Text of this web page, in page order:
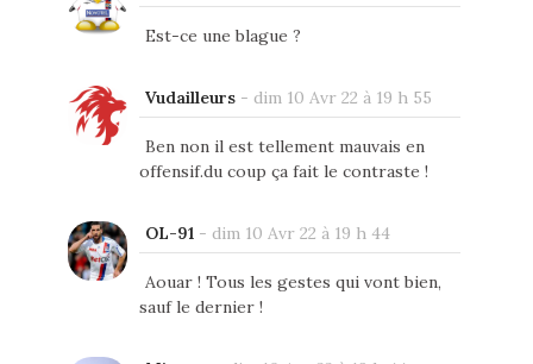
Est-ce une blague ?
Vudailleurs- dim 10 Avr 22 à 19 h 55
Ben non il est tellement mauvais en
offensif.du coup ça fait le contraste !
OL-91- dim 10 Avr 22 à 19 h 44
Aouar ! Tous les gestes qui vont bien,
sauf le dernier !